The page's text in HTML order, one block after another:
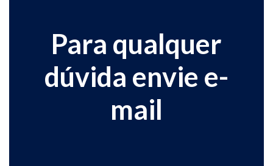
Para qualquer
dúvida envie e-
mail